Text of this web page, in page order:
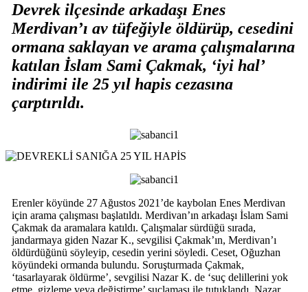
Devrek ilçesinde arkadaşı Enes
Merdivan’ı av tüfeğiyle öldürüp, cesedini
ormana saklayan ve arama çalışmalarına
katılan İslam Sami Çakmak, ‘iyi hal’
indirimi ile 25 yıl hapis cezasına
çarptırıldı.
Erenler köyünde 27 Ağustos 2021’de kaybolan Enes Merdivan
için arama çalışması başlatıldı. Merdivan’ın arkadaşı İslam Sami
Çakmak da aramalara katıldı. Çalışmalar sürdüğü sırada,
jandarmaya giden Nazar K., sevgilisi Çakmak’ın, Merdivan’ı
öldürdüğünü söyleyip, cesedin yerini söyledi. Ceset, Oğuzhan
köyündeki ormanda bulundu. Soruşturmada Çakmak,
‘tasarlayarak öldürme’, sevgilisi Nazar K. de ‘suç delillerini yok